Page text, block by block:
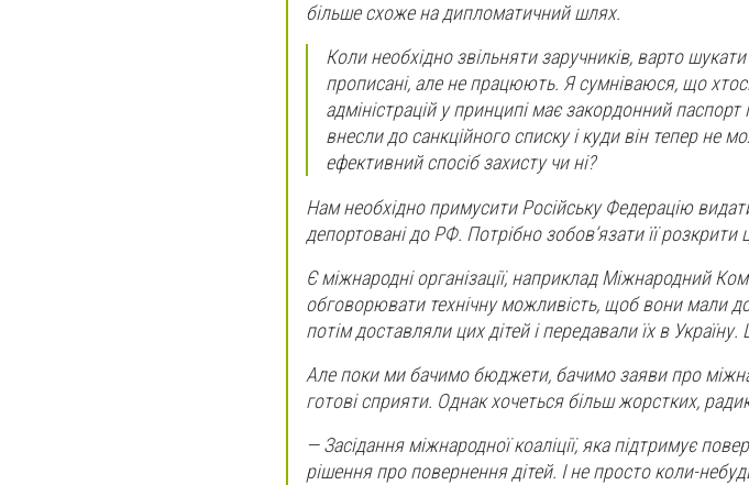
більше схоже на дипломатичний шлях.
Коли необхідно звільняти заручників, варто
прописані, але не працюють. Я сумніваюся, що
адміністрацій у принципі має закордонний паспорт
внесли до санкційного списку і куди він тепер не
ефективний спосіб захисту чи ні?
Нам необхідно примусити Російську Федерацію
депортовані до РФ. Потрібно зобов’язати її
Є міжнародні організації, наприклад Міжнародний
обговорювати технічну можливість, щоб вони мали
потім доставляли цих дітей і передавали їх в
Але поки ми бачимо бюджети, бачимо заяви про
готові сприяти. Однак хочеться більш жорстких,
— Засідання міжнародної коаліції, яка підтримує
рішення про повернення дітей. І не просто коли-